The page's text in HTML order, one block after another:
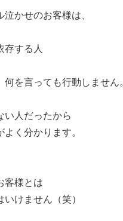
かせのお客様は、
存する人
を言っても行動しません。
い人だったから
く分かります。
客様とは
けません（笑）